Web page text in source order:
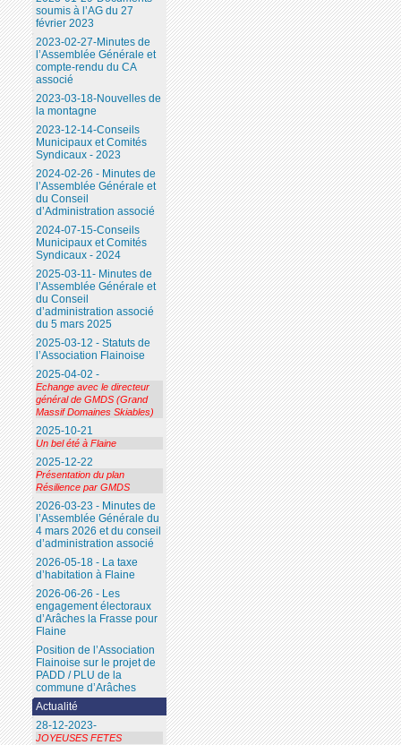
soumis à l’AG du 27
février 2023
2023-02-27-Minutes de
l’Assemblée Générale et
compte-rendu du CA
associé
2023-03-18-Nouvelles de
la montagne
2023-12-14-Conseils
Municipaux et Comités
Syndicaux - 2023
2024-02-26 - Minutes de
l’Assemblée Générale et
du Conseil
d’Administration associé
2024-07-15-Conseils
Municipaux et Comités
Syndicaux - 2024
2025-03-11- Minutes de
l’Assemblée Générale et
du Conseil
d’administration associé
du 5 mars 2025
2025-03-12 - Statuts de
l’Association Flainoise
2025-04-02 -
Echange avec le directeur
général de GMDS (Grand
Massif Domaines Skiables)
2025-10-21
Un bel été à Flaine
2025-12-22
Présentation du plan
Résilience par GMDS
2026-03-23 - Minutes de
l’Assemblée Générale du
4 mars 2026 et du conseil
d’administration associé
2026-05-18 - La taxe
d’habitation à Flaine
2026-06-26 - Les
engagement électoraux
d’Arâches la Frasse pour
Flaine
Position de l’Association
Flainoise sur le projet de
PADD / PLU de la
commune d’Arâches
Actualité
28-12-2023-
JOYEUSES FETES